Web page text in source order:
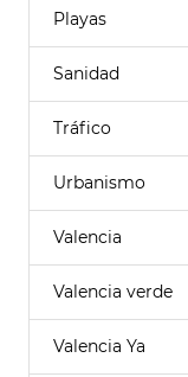
Playas
Sanidad
Tráfico
Urbanismo
Valencia
Valencia verde
Valencia Ya